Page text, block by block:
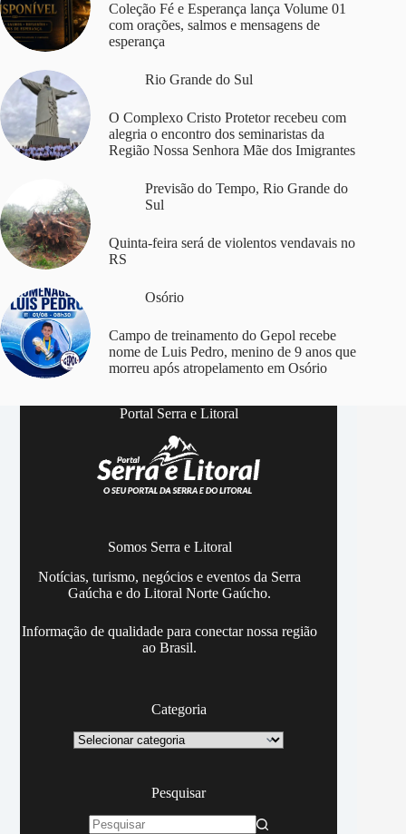
Coleção Fé e Esperança lança Volume 01
com orações, salmos e mensagens de
esperança
Rio Grande do Sul
O Complexo Cristo Protetor recebeu com
alegria o encontro dos seminaristas da
Região Nossa Senhora Mãe dos Imigrantes
Previsão do Tempo, Rio Grande do
Sul
Quinta-feira será de violentos vendavais no
RS
Osório
Campo de treinamento do Gepol recebe
nome de Luis Pedro, menino de 9 anos que
morreu após atropelamento em Osório
Portal Serra e Litoral
Somos Serra e Litoral
Notícias, turismo, negócios e eventos da Serra
Gaúcha e do Litoral Norte Gaúcho.
Informação de qualidade para conectar nossa região
ao Brasil.
Categoria
Categoria
Pesquisar